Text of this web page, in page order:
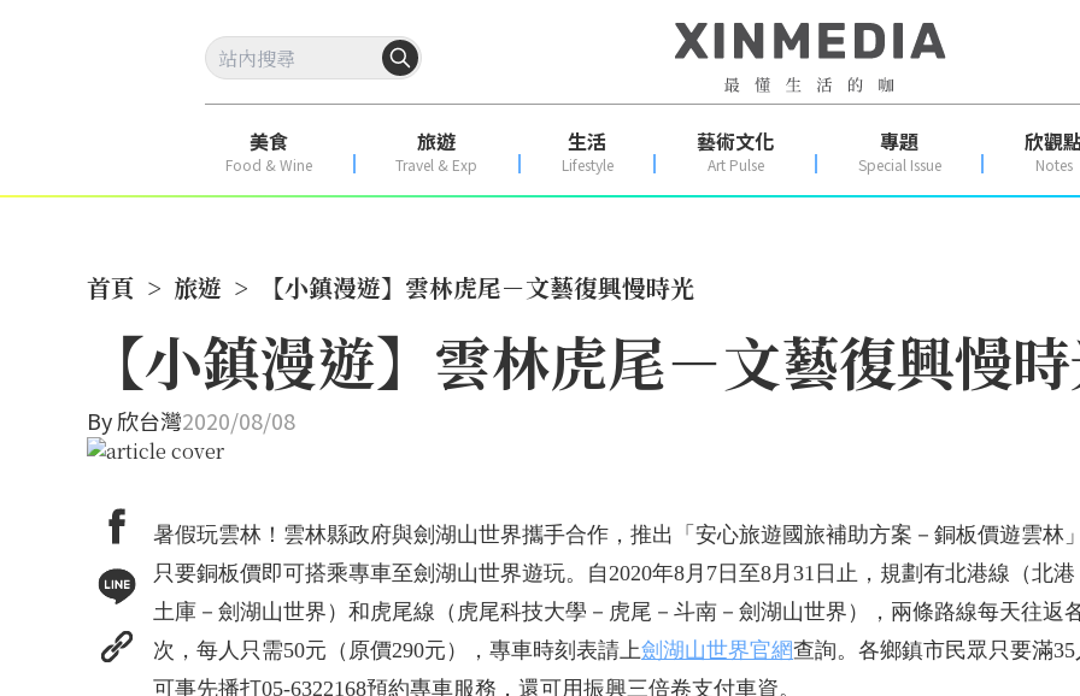
美食
Food & Wine
旅遊
Travel & Exp
生活
Lifestyle
藝術文化
Art Pulse
專題
Special Issue
欣觀
Notes
首頁 > 旅遊 > 【小鎮漫遊】雲林虎尾－文藝復興慢時光
【小鎮漫遊】雲林虎尾－文藝復興慢
By欣台灣2020/08/08
暑假玩雲林！雲林縣政府與劍湖山世界攜手合作，推出「安心旅遊國旅補助方案－銅板價遊雲林
只要銅板價即可搭乘專車至劍湖山世界遊玩。自2020年8月7日至8月31日止，規劃有北港線（北
土庫－劍湖山世界）和虎尾線（虎尾科技大學－虎尾－斗南－劍湖山世界），兩條路線每天往返
次，每人只需50元（原價290元），專車時刻表請上劍湖山世界官網查詢。各鄉鎮市民眾只要滿
可事先播打05-6322168預約專車服務，還可用振興三倍卷支付車資。